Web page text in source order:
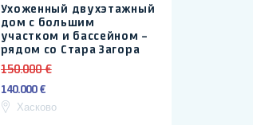
Ухоженный двухэтажный
дом с большим
участком и бассейном –
рядом со Стара Загора
150.000 €
140.000 €
Хасково